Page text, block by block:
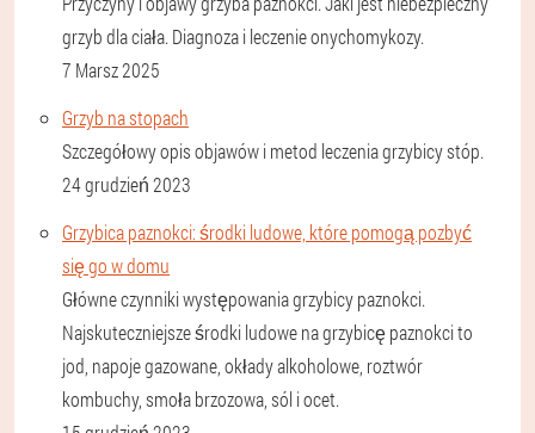
grzyb dla ciała. Diagnoza i leczenie onychomykozy.
7 Marsz 2025
Grzyb na stopach
Szczegółowy opis objawów i metod leczenia grzybicy stóp.
24 grudzień 2023
Grzybica paznokci: środki ludowe, które pomogą pozbyć
się go w domu
Główne czynniki występowania grzybicy paznokci.
Najskuteczniejsze środki ludowe na grzybicę paznokci to
jod, napoje gazowane, okłady alkoholowe, roztwór
kombuchy, smoła brzozowa, sól i ocet.